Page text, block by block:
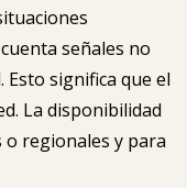
señales no
significa que el
La disponibilidad
regionales y para